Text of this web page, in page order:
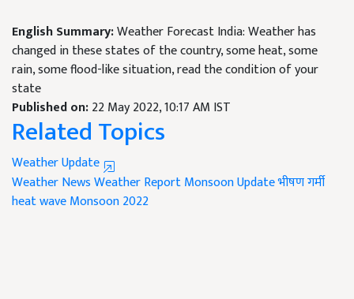
English Summary:Weather Forecast India: Weather has
changed in these states of the country, some heat, some
rain, some flood-like situation, read the condition of your
state
Published on:22 May 2022, 10:17 AM IST
Related Topics
Weather Update
Weather NewsWeather ReportMonsoon Updateभीषण गर्मी
heat waveMonsoon 2022